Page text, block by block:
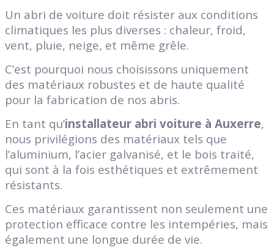
Un abri de voiture doit résister aux conditions
climatiques les plus diverses : chaleur, froid,
vent, pluie, neige, et même grêle.
C’est pourquoi nous choisissons uniquement
des matériaux robustes et de haute qualité
pour la fabrication de nos abris.
En tant qu’installateur abri voiture à Auxerre,
nous privilégions des matériaux tels que
l’aluminium, l’acier galvanisé, et le bois traité,
qui sont à la fois esthétiques et extrêmement
résistants.
Ces matériaux garantissent non seulement une
protection efficace contre les intempéries, mais
également une longue durée de vie.